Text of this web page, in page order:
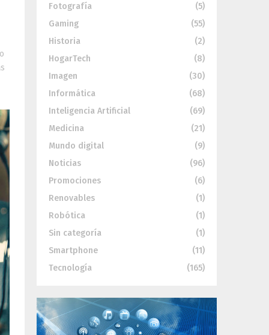
Fotografía
(5)
Gaming
(55)
Historia
(2)
HogarTech
(8)
Imagen
(30)
Informática
(68)
Inteligencia Artificial
(69)
Medicina
(21)
Mundo digital
(9)
Noticias
(96)
Promociones
(6)
Renovables
(1)
Robótica
(1)
Sin categoría
(1)
Smartphone
(11)
Tecnología
(165)